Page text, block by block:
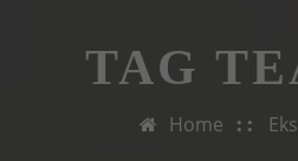
TAG
Home